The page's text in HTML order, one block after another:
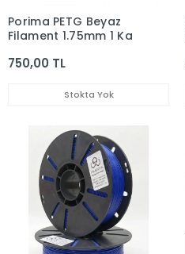
Porima PETG Beyaz
Filament 1.75mm 1 Kg
750,00 TL
Stokta Yok